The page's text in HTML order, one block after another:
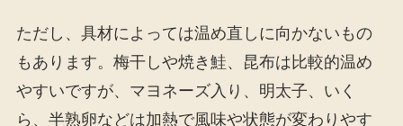
ただし、具材によっては温め直しに向かないもの
もあります。梅干しや焼き鮭、昆布は比較的温め
やすいですが、マヨネーズ入り、明太子、いく
ら、半熟卵などは加熱で風味や状態が変わりやす